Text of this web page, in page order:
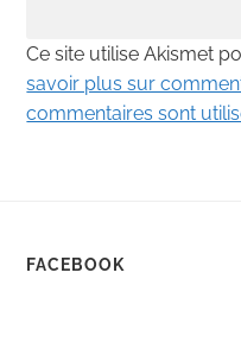
Ce site utilise Akismet
savoir plus sur
commentaires sont
FACEBOOK